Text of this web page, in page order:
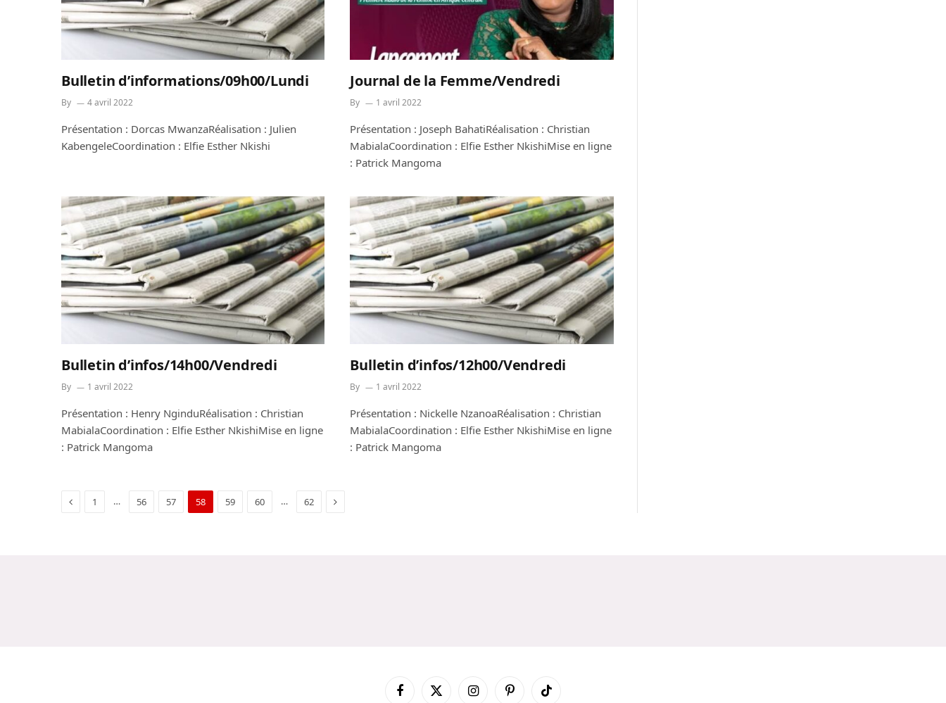
Bulletin d’informations/09h00/Lundi
By 4 avril 2022
Présentation : Dorcas MwanzaRéalisation : Julien
KabengeleCoordination : Elfie Esther Nkishi
Journal de la Femme/Vendredi
By 1 avril 2022
Présentation : Joseph BahatiRéalisation : Christian
MabialaCoordination : Elfie Esther NkishiMise en ligne
: Patrick Mangoma
Bulletin d’infos/14h00/Vendredi
By 1 avril 2022
Présentation : Henry NginduRéalisation : Christian
MabialaCoordination : Elfie Esther NkishiMise en ligne
: Patrick Mangoma
Bulletin d’infos/12h00/Vendredi
By 1 avril 2022
Présentation : Nickelle NzanoaRéalisation : Christian
MabialaCoordination : Elfie Esther NkishiMise en ligne
: Patrick Mangoma
Previous
1 … 56 57 58 59 60 … 62 Next
FacebookX InstagramPinterestTikTok